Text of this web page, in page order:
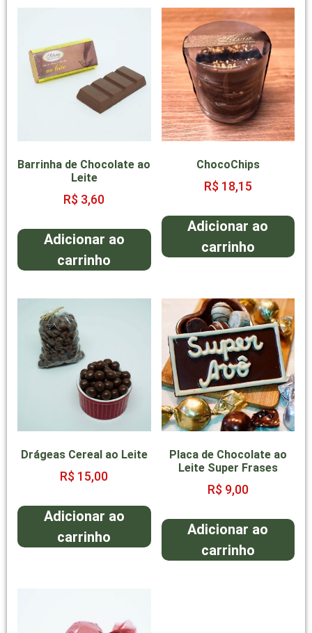
Barrinha de Chocolate ao
Leite
R$ 3,60
Adicionar ao
carrinho
ChocoChips
R$ 18,15
Adicionar ao
carrinho
Drágeas Cereal ao Leite
R$ 15,00
Adicionar ao
carrinho
Placa de Chocolate ao
Leite Super Frases
R$ 9,00
Adicionar ao
carrinho